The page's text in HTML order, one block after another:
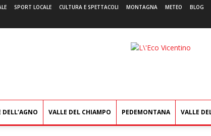
SPORT LOCALE CULTURA E SPETTACOLI MONTAGNA METEO BLOG
L'Eco
DELL’AGNO VALLE DEL CHIAMPO PEDEMONTANA VALLE